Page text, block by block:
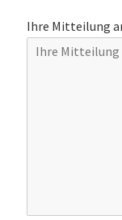
Ihre Mitteilung